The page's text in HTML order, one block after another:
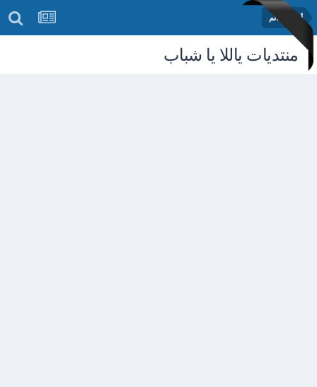
أخبار العالم
منتديات ياللا يا شباب